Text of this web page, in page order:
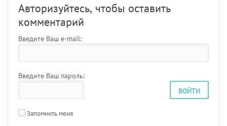
Авторизуйтесь, чтобы оставить
комментарий
Введите Ваш e-mail:
Введите Ваш пароль:
ВОЙТИ
Запомнить меня